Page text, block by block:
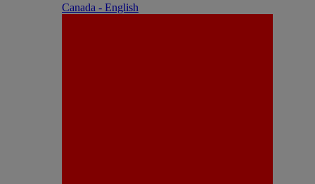
Canada - English